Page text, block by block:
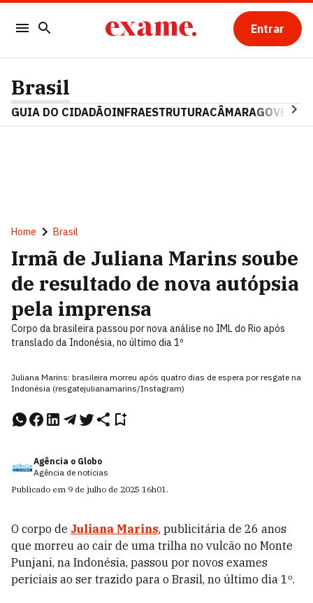
Entrar
Brasil
GUIA DO CIDADÃOINFRAESTRUTURACÂMARAGOVERNO
Home Brasil
Irmã de Juliana Marins soube
de resultado de nova autópsia
pela imprensa
Corpo da brasileira passou por nova análise no IML do Rio após
translado da Indonésia, no último dia 1º
Juliana Marins: brasileira morreu após quatro dias de espera por resgate na
Indonésia (resgatejulianamarins/Instagram)
Agência o Globo
Agência de notícias
Publicado em 9 de julho de 2025 16h01.
O corpo de Juliana Marins, publicitária de 26 anos
que morreu ao cair de uma trilha no vulcão no Monte
Punjani, na Indonésia, passou por novos exames
periciais ao ser trazido para o Brasil, no último dia 1º.